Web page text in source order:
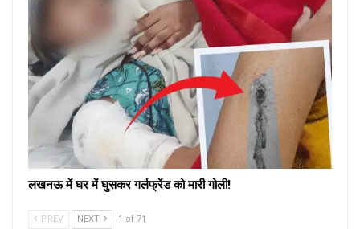
लखनऊ में घर में घुसकर गर्लफ्रेंड को मारी गोली!
PREV NEXT 1 of 71